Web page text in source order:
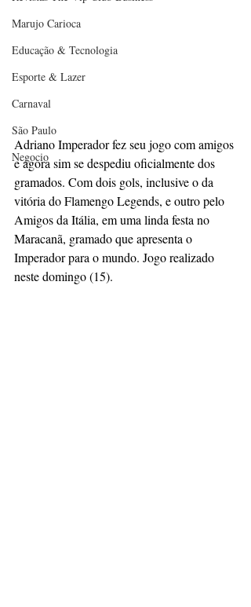
Marujo Carioca
Educação & Tecnologia
Esporte & Lazer
Carnaval
São Paulo
Negocio
Adriano Imperador fez seu jogo com amigos
e agora sim se despediu oficialmente dos
gramados. Com dois gols, inclusive o da
vitória do Flamengo Legends, e outro pelo
Amigos da Itália, em uma linda festa no
Maracanã, gramado que apresenta o
Imperador para o mundo. Jogo realizado
neste domingo (15).